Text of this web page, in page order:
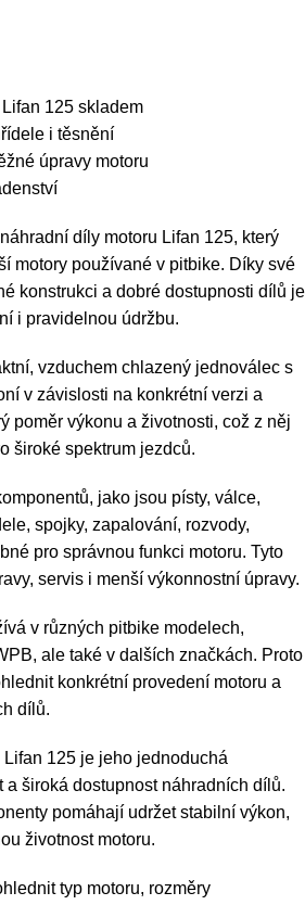
125 skladem
i těsnění
úpravy motoru
díly motoru Lifan 125, který
motory používané v pitbike. Díky své
konstrukci a dobré dostupnosti dílů je
i pravidelnou údržbu.
vzduchem chlazený jednoválec s
v závislosti na konkrétní verzi a
poměr výkonu a životnosti, což z něj
široké spektrum jezdců.
jako jsou písty, válce,
spojky, zapalování, rozvody,
pro správnou funkci motoru. Tyto
servis i menší výkonnostní úpravy.
v různých pitbike modelech,
ale také v dalších značkách. Proto
konkrétní provedení motoru a
dílů.
125 je jeho jednoduchá
a široká dostupnost náhradních dílů.
pomáhají udržet stabilní výkon,
životnost motoru.
typ motoru, rozměry